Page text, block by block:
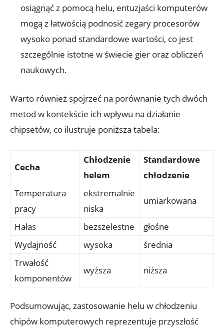
osiągnąć z pomocą helu, entuzjaści komputerów
mogą z łatwością podnosić zegary procesorów
wysoko ponad ⁢standardowe wartości, co⁤ jest‍
szczególnie istotne w świecie gier oraz obliczeń
naukowych.
Warto również spojrzeć na porównanie tych dwóch
metod w kontekście⁢ ich wpływu‍ na działanie
chipsetów, co ilustruje poniższa tabela:
Cecha
Chłodzenie
helem
Standardowe
chłodzenie
Temperatura
pracy
ekstremalnie
niska
umiarkowana
Hałas bezszelestne
głośne
Wydajność
wysoka
średnia
Trwałość
komponentów
wyższa niższa
Podsumowując, zastosowanie helu⁣ w chłodzeniu
chipów komputerowych reprezentuje przyszłość‍